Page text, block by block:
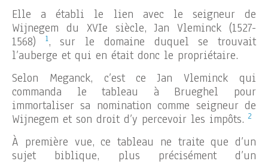
Elle a établi le lien avec le seigneur de
Wijnegem du XVIe siècle, Jan Vleminck (1527-
1568)
1, sur le domaine duquel se trouvait
l’auberge et qui en était donc le propriétaire.
Selon Meganck, c’est ce Jan Vleminck qui
commanda le tableau à Brueghel pour
immortaliser sa nomination comme seigneur de
Wijnegem et son droit d’y percevoir les impôts. 2
À première vue, ce tableau ne traite que d’un
sujet biblique, plus précisément d’un